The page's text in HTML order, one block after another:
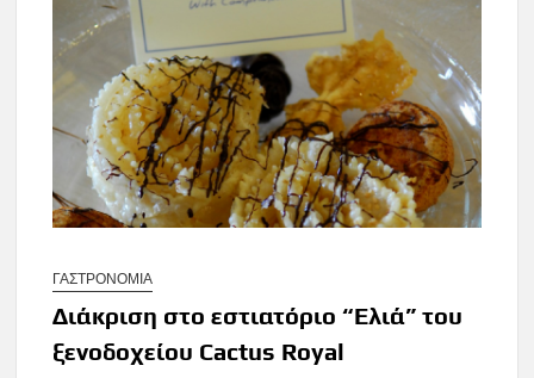
ΓΑΣΤΡΟΝΟΜΙΑ
Διάκριση στο εστιατόριο “Ελιά” του
ξενοδοχείου Cactus Royal